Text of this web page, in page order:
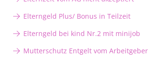
Elterngeld Plus/ Bonus in Teilzeit
Elterngeld bei kind Nr.2 mit minijob
Mutterschutz Entgelt vom Arbeitgeber